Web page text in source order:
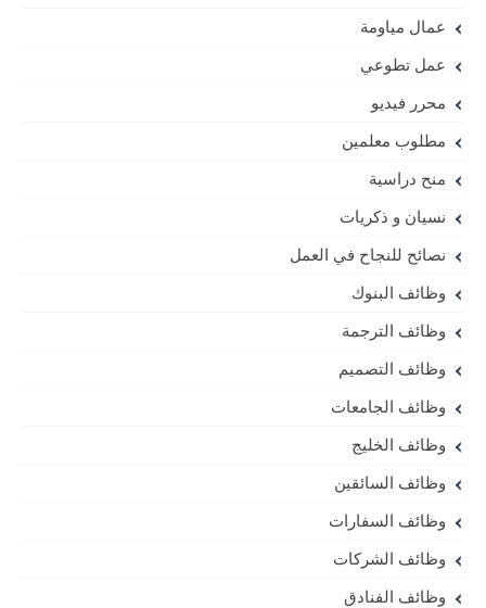
عمال مياومة
عمل تطوعي
محرر فيديو
مطلوب معلمين
منح دراسية
نسيان و ذكريات
نصائح للنجاح في العمل
وظائف البنوك
وظائف الترجمة
وظائف التصميم
وظائف الجامعات
وظائف الخليج
وظائف السائقين
وظائف السفارات
وظائف الشركات
وظائف الفنادق